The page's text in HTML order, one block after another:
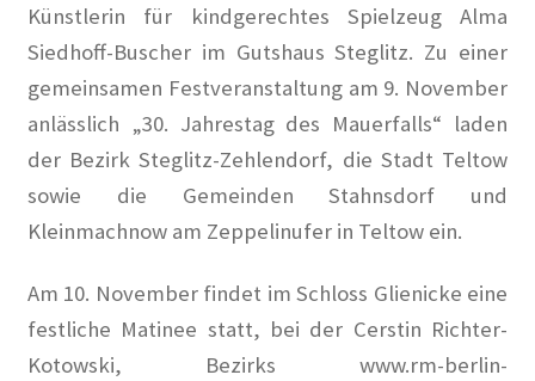
Ernst Busch
Gartenterrassenstadt Wilmersdorf
Klaus Schütz
Kurt Raeck
Lil Dagover
Künstlerin für kindgerechtes Spielzeug Alma
Siedhoff-Buscher im Gutshaus Steglitz. Zu einer
gemeinsamen Festveranstaltung am 9. November
anlässlich „30. Jahrestag des Mauerfalls“ laden
der Bezirk Steglitz-Zehlendorf, die Stadt Teltow
sowie die Gemeinden Stahnsdorf und
Kleinmachnow am Zeppelinufer in Teltow ein.
Am 10. November findet im Schloss Glienicke eine
festliche Matinee statt, bei der Cerstin Richter-
Kotowski, Bezirks www.rm-berlin-